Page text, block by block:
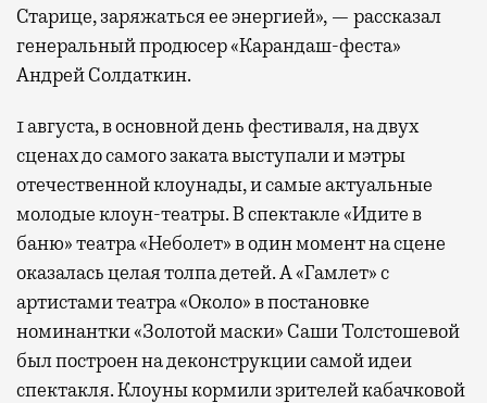
Старице, заряжаться ее энергией», — рассказал
генеральный продюсер «Карандаш-феста»
Андрей Солдаткин.
1 августа, в основной день фестиваля, на двух
сценах до самого заката выступали и мэтры
отечественной клоунады, и самые актуальные
молодые клоун-театры. В спектакле «Идите в
баню» театра «Неболет» в один момент на сцене
оказалась целая толпа детей. А «Гамлет» с
артистами театра «Около» в постановке
номинантки «Золотой маски» Саши Толстошевой
был построен на деконструкции самой идеи
спектакля. Клоуны кормили зрителей кабачковой